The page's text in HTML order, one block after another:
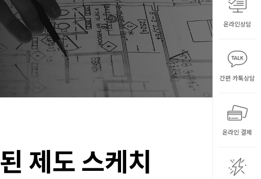
온라인상담
간편 카톡상담
온라인 결제
된 제도 스케치